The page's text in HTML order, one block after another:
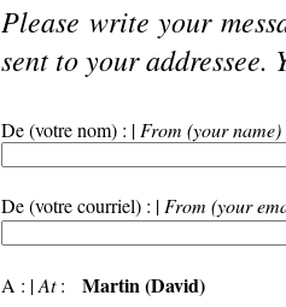
Please write your
sent to your addressee.
De (votre nom) : | From (your name)
De (votre courriel) : | From (your
A : |At: Martin (David)